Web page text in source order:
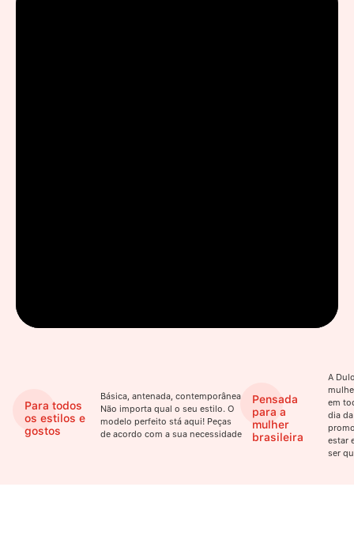
Para todos
os estilos e
gostos
Básica, antenada, contemporânea.
Não importa qual o seu estilo. O
modelo perfeito stá aqui! Peças
de acordo com a sua necessidade
Pensada
para a
mulher
brasileira
A
em
dia
estar
ser